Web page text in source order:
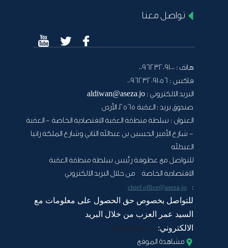
تواصل معنا
هاتف : 0096232091000
فاكس : 0096232091056
البريد الالكتروني : aldiwan@aseza.jo
صندوق بريد : العقبة 2565، الأردن
العنوان : سلطة منطقة العقبة الاقتصادية الخاصة - العقبة
- شارع الأمير الحسين بن عبدالله الثاني وشارع الملكة رانيا
العبدلله
للتواصل مع عطوفة رئيس سلطة منطقة العقبة
الاقتصادية الخاصة من خلال البريد الالكتروني
:
chief.office@aseza.jo
للتواصل بخصوص حق الحصول على معلومات مع
السيد عمر العزب من خلال البريد
الالكتروني:Oazab@aseza.jo
مشاهدة الموقع